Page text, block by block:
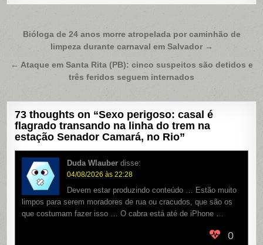
Navegação
Post
Bióloga de 24 anos morre atropelada por caminhão de
limpeza durante carnaval em Salvador →
← Ataque em Santa Rita (PB): cinco suspeitos são detidos e
três feridos seguem internados
73 thoughts on “Sexo perigoso: casal é
flagrado transando na linha do trem na
estação Senador Camará, no Rio”
Duda Wlauber disse:
04/08/2026 às 22:28
Devem estar produzindo conteúdo … Estão muito
limpos para serem moradores de rua ou cracudos, que são os
que costumam fazer isso … O cabra está até de iPhone …
0